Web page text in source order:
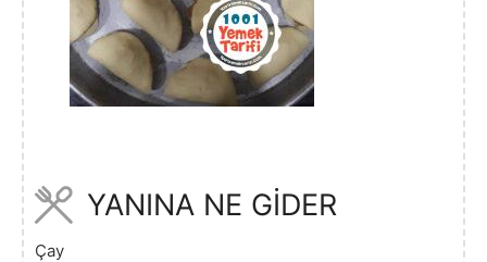
YANINA NE GİDER
Çay